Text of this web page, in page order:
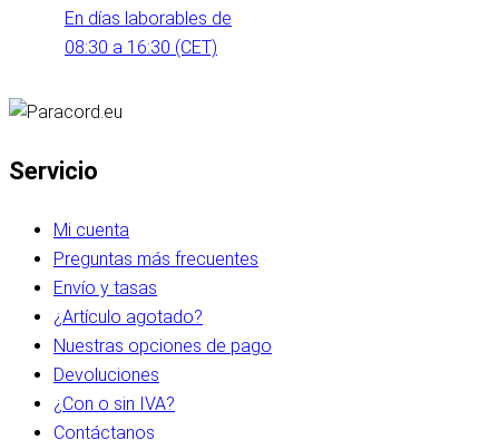
En días laborables de
08:30 a 16:30 (CET)
Servicio
Mi cuenta
Preguntas más frecuentes
Envío y tasas
¿Artículo agotado?
Nuestras opciones de pago
Devoluciones
¿Con o sin IVA?
Contáctanos